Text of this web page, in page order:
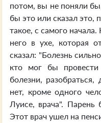
потом, вы не поняли
бы это или сказал это,
такое, с самого
него в ухе, которая
сказал: "Болезнь
кто мог бы провести
болезни,
нет, кроме одного
Луисе, врача". Парень
Этот врач ушел на